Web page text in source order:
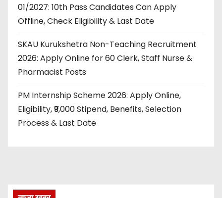
01/2027: 10th Pass Candidates Can Apply
Offline, Check Eligibility & Last Date
SKAU Kurukshetra Non-Teaching Recruitment
2026: Apply Online for 60 Clerk, Staff Nurse &
Pharmacist Posts
PM Internship Scheme 2026: Apply Online,
Eligibility, ₹9,000 Stipend, Benefits, Selection
Process & Last Date